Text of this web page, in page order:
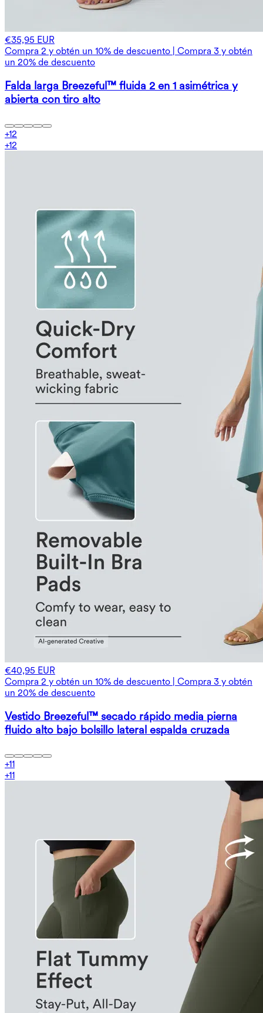
€35,95 EUR
Compra 2 y obtén un 10% de descuento | Compra 3 y obtén
un 20% de descuento
Falda larga Breezeful™ fluida 2 en 1 asimétrica y
abierta con tiro alto
+12
+12
€40,95 EUR
Compra 2 y obtén un 10% de descuento | Compra 3 y obtén
un 20% de descuento
Vestido Breezeful™ secado rápido media pierna
fluido alto bajo bolsillo lateral espalda cruzada
+11
+11